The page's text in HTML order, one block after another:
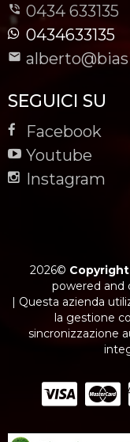
0434 633135
0434633135
SEGUICI SU
Facebook
Youtube
Instagram
2026©
powered and
| Questa azienda
la gestione
sincronizzazione